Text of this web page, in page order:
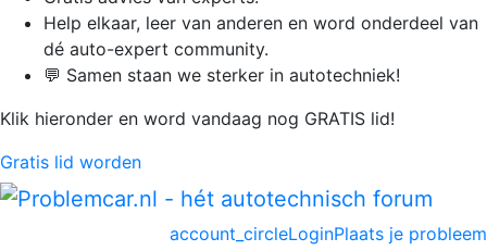
Help elkaar, leer van anderen en word onderdeel van
dé auto-expert community.
💬 Samen staan we sterker in autotechniek!
Klik hieronder en word vandaag nog GRATIS lid!
Gratis lid worden
Plaats je probleem
account_circleLogin